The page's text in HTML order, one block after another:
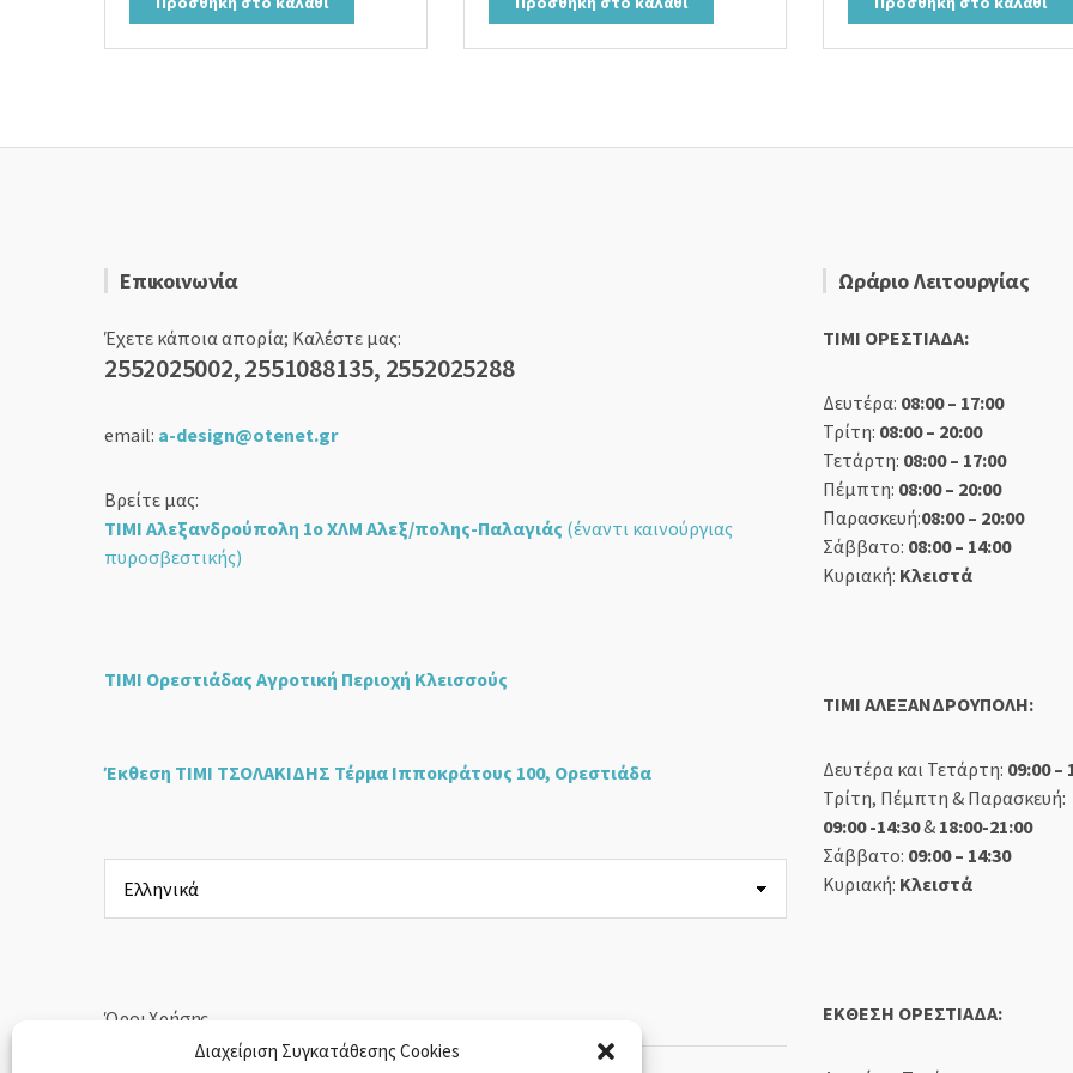
Διαχείριση Συγκατάθεσης Cookies
16,00 €.είναι:
11,90 €.
19,00 €.είναι:
15,90 €.
24,00 €.είναι:
18,90 €.
Επικοινωνία
Έχετε κάποια απορία; Καλέστε μας:
2552025002, 2551088135, 2552025288
email: a-design@otenet.gr
Βρείτε μας:
ΤΙΜΙ Αλεξανδρούπολη 1ο ΧΛΜ Αλεξ/πολης-Παλαγιάς (έναντι καινούργιας
πυροσβεστικής)
ΤΙΜΙ Ορεστιάδας Αγροτική Περιοχή Κλεισσούς
Έκθεση ΤΙΜΙ ΤΣΟΛΑΚΙΔΗΣ Τέρμα Ιπποκράτους 100, Ορεστιάδα
μια
γλώσσα
Όροι Χρήσης
Ωράριο Λειτουργίας
TIMI ΟΡΕΣΤΙΑΔΑ:
Δευτέρα: 08:00 – 17:00
Τρίτη: 08:00 – 20:00
Τετάρτη: 08:00 – 17:00
Πέμπτη: 08:00 – 20:00
Παρασκευή:08:00 – 20:00
Σάββατο: 08:00 – 14:00
Κυριακή: Κλειστά
TIMI ΑΛΕΞΑΝΔΡΟΥΠΟΛΗ:
Δευτέρα και Τετάρτη: 09:00 –
Τρίτη, Πέμπτη & Παρασκευή:
09:00 -14:30& 18:00-21:00
Σάββατο: 09:00 – 14:30
Κυριακή: Κλειστά
ΕΚΘΕΣΗ ΟΡΕΣΤΙΑΔΑ: